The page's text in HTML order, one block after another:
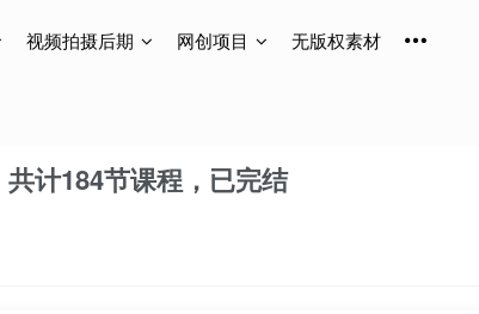
视频拍摄后期 网创项目 无版权素材
计184节课程，已完结